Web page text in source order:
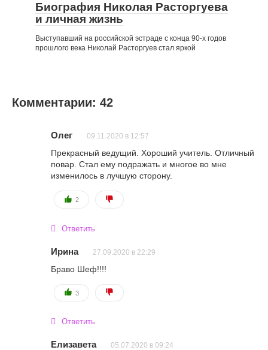
Биография Николая Расторгуева
и личная жизнь
Выступавший на российской эстраде с конца 90-х годов
прошлого века Николай Расторгуев стал яркой
Комментарии: 42
Олег 09.11.2020 в 12:57
Прекрасный ведущий. Хороший учитель. Отличный
повар. Стал ему подражать и многое во мне
изменилось в лучшую сторону.
2
Ответить
Ирина 27.09.2020 в 22:29
Браво Шеф!!!!
3
Ответить
Елизавета 05.07.2020 в 09:24